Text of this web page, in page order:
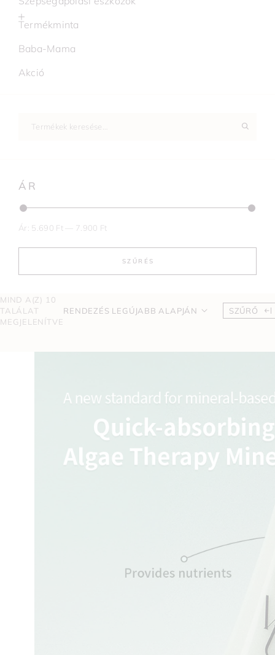
Termékminta
Baba-Mama
Akció
ÁR
SZŰRÉS
Ár: 5.690 Ft 7.900 Ft
MIND A(Z) 10
TALÁLAT
MEGJELENÍTVE
RENDEZÉS LEGÚJABB ALAPJÁN SZŰRŐ